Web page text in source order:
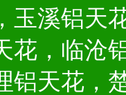
玉溪铝天
花，临沧
铝天花，